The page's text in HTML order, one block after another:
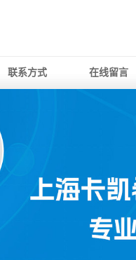
联系方式 在线留言